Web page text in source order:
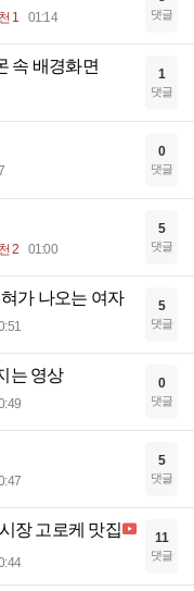
1 01:14 댓글
속 배경화면 1
댓글
0
댓글
2 01:00
5
댓글
가 나오는 여자 5
댓글
는 영상 0
댓글
5
댓글
장 고로케 맛집 11
댓글